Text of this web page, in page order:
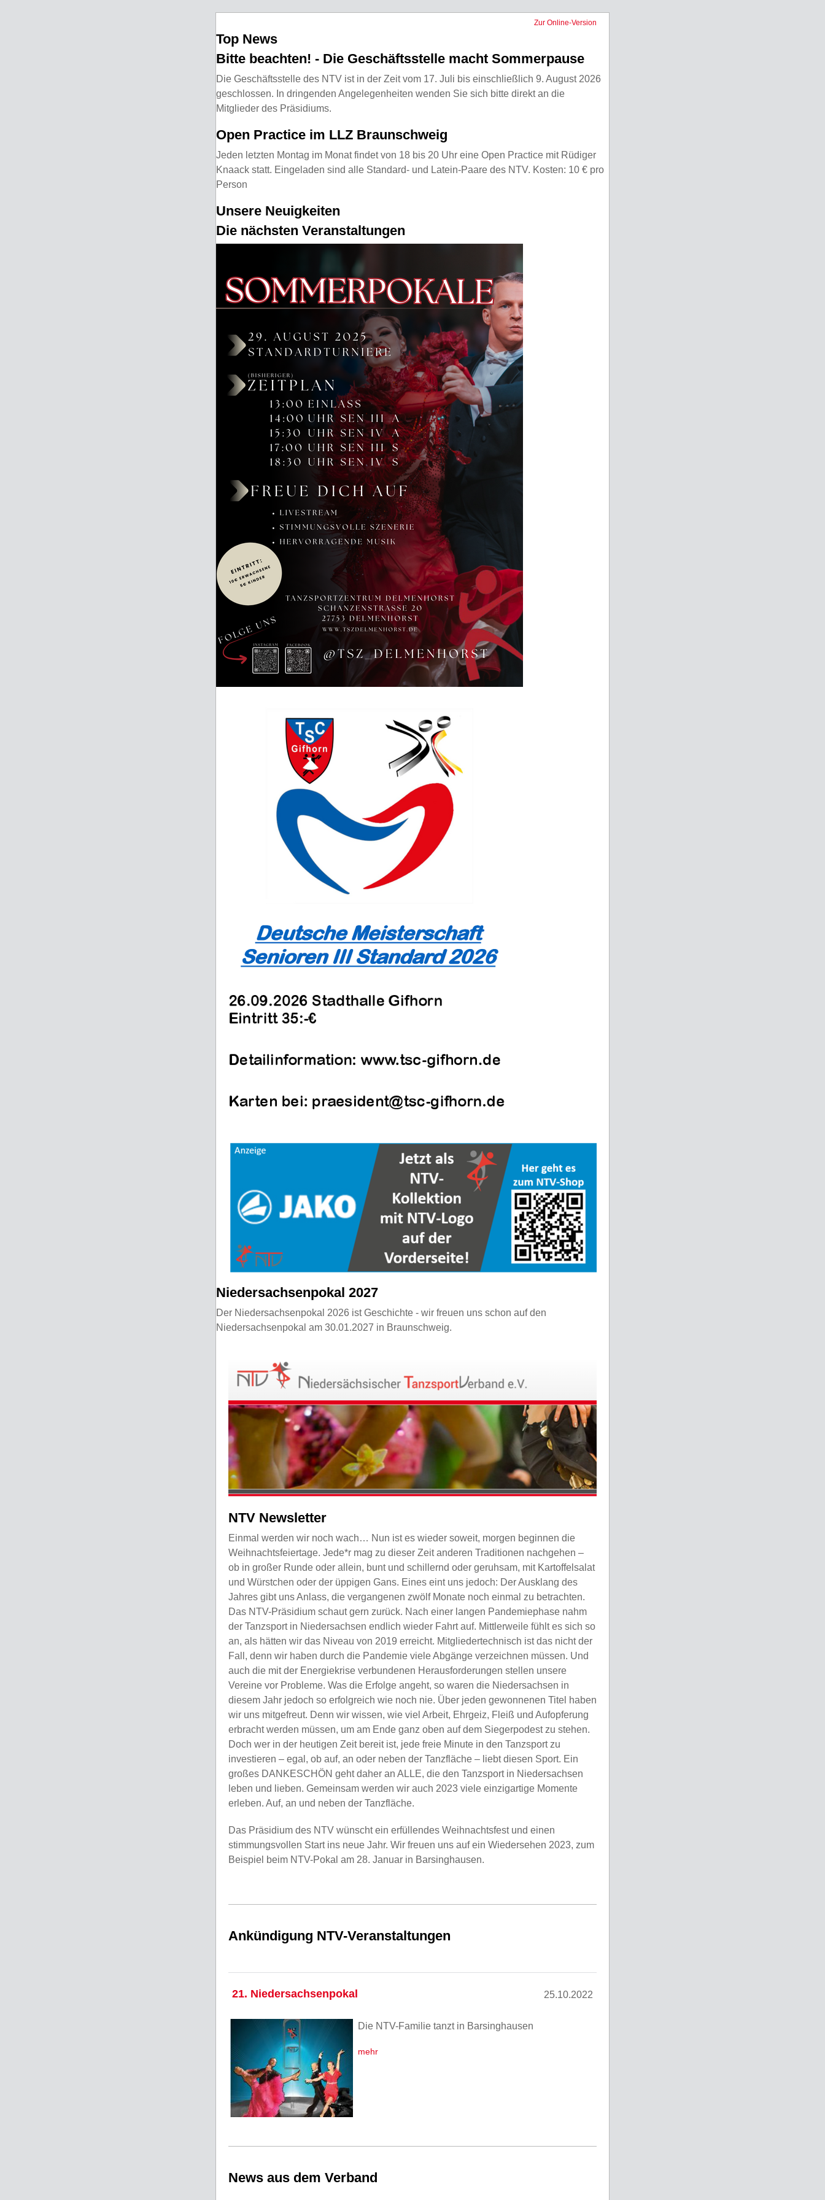
Zur Online-Version
Top News
Bitte beachten! - Die Geschäftsstelle macht Sommerpause
Die Geschäftsstelle des NTV ist in der Zeit vom 17. Juli bis einschließlich 9. August 2026
geschlossen. In dringenden Angelegenheiten wenden Sie sich bitte direkt an die
Mitglieder des Präsidiums.
Open Practice im LLZ Braunschweig
Jeden letzten Montag im Monat findet von 18 bis 20 Uhr eine Open Practice mit Rüdiger
Knaack statt. Eingeladen sind alle Standard- und Latein-Paare des NTV. Kosten: 10 € pro
Person
Unsere Neuigkeiten
Die nächsten Veranstaltungen
Niedersachsenpokal 2027
Der Niedersachsenpokal 2026 ist Geschichte - wir freuen uns schon auf den
Niedersachsenpokal am 30.01.2027 in Braunschweig.
NTV Newsletter
Einmal werden wir noch wach… Nun ist es wieder soweit, morgen beginnen die
Weihnachtsfeiertage. Jede*r mag zu dieser Zeit anderen Traditionen nachgehen –
ob in großer Runde oder allein, bunt und schillernd oder geruhsam, mit Kartoffelsalat
und Würstchen oder der üppigen Gans. Eines eint uns jedoch: Der Ausklang des
Jahres gibt uns Anlass, die vergangenen zwölf Monate noch einmal zu betrachten.
Das NTV-Präsidium schaut gern zurück. Nach einer langen Pandemiephase nahm
der Tanzsport in Niedersachsen endlich wieder Fahrt auf. Mittlerweile fühlt es sich so
an, als hätten wir das Niveau von 2019 erreicht. Mitgliedertechnisch ist das nicht der
Fall, denn wir haben durch die Pandemie viele Abgänge verzeichnen müssen. Und
auch die mit der Energiekrise verbundenen Herausforderungen stellen unsere
Vereine vor Probleme. Was die Erfolge angeht, so waren die Niedersachsen in
diesem Jahr jedoch so erfolgreich wie noch nie. Über jeden gewonnenen Titel haben
wir uns mitgefreut. Denn wir wissen, wie viel Arbeit, Ehrgeiz, Fleiß und Aufopferung
erbracht werden müssen, um am Ende ganz oben auf dem Siegerpodest zu stehen.
Doch wer in der heutigen Zeit bereit ist, jede freie Minute in den Tanzsport zu
investieren – egal, ob auf, an oder neben der Tanzfläche – liebt diesen Sport. Ein
großes DANKESCHÖN geht daher an ALLE, die den Tanzsport in Niedersachsen
leben und lieben. Gemeinsam werden wir auch 2023 viele einzigartige Momente
erleben. Auf, an und neben der Tanzfläche.
Das Präsidium des NTV wünscht ein erfüllendes Weihnachtsfest und einen
stimmungsvollen Start ins neue Jahr. Wir freuen uns auf ein Wiedersehen 2023, zum
Beispiel beim NTV-Pokal am 28. Januar in Barsinghausen.
Ankündigung NTV-Veranstaltungen
21. Niedersachsenpokal 25.10.2022
Die NTV-Familie tanzt in Barsinghausen
mehr
News aus dem Verband